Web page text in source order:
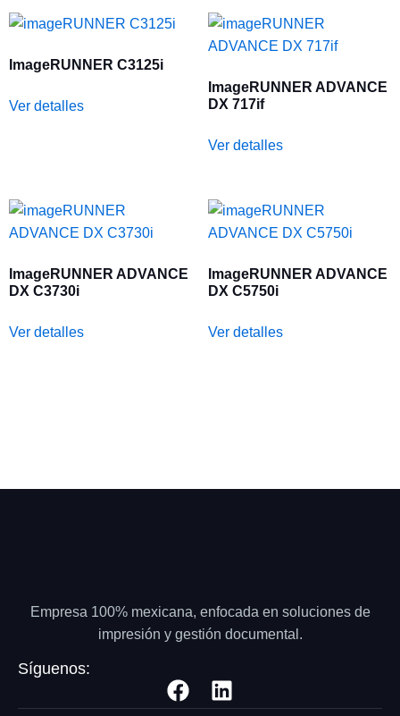
ImageRUNNER C3125i
Ver detalles
ImageRUNNER ADVANCE
DX 717if
Ver detalles
ImageRUNNER ADVANCE
DX C3730i
Ver detalles
ImageRUNNER ADVANCE
DX C5750i
Ver detalles
Empresa 100% mexicana, enfocada en soluciones de
impresión y gestión documental.
Síguenos: